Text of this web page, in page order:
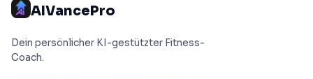
AIVancePro
Dein persönlicher KI-gestützter Fitness-
Coach.